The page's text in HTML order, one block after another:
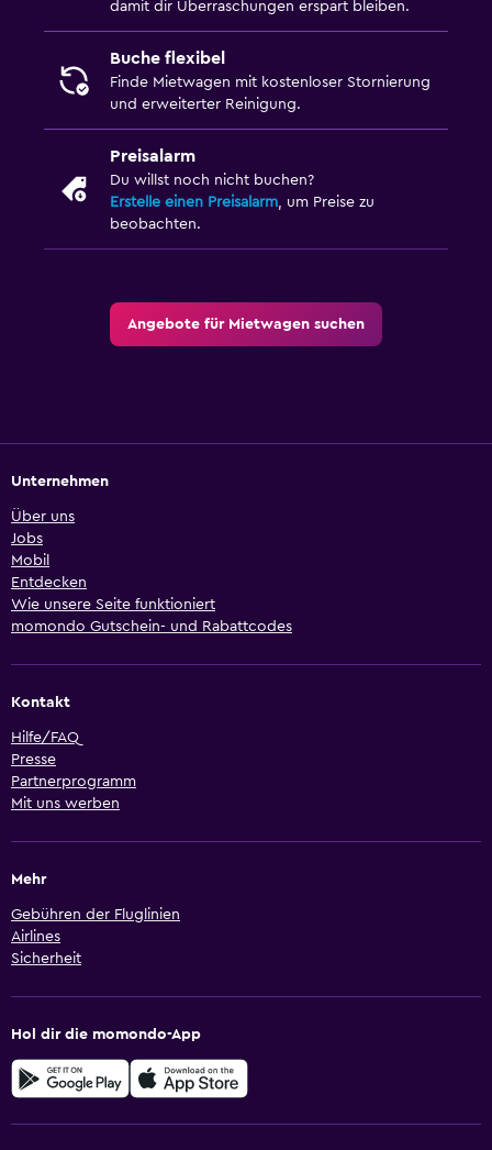
damit dir Überraschungen erspart bleiben.
Buche flexibel
Finde Mietwagen mit kostenloser Stornierung
und erweiterter Reinigung.
Preisalarm
Du willst noch nicht buchen?
Erstelle einen Preisalarm, um Preise zu
beobachten.
Angebote für Mietwagen suchen
Unternehmen
Über uns
Jobs
Mobil
Entdecken
Wie unsere Seite funktioniert
momondo Gutschein- und Rabattcodes
Kontakt
Hilfe/FAQ
Presse
Partnerprogramm
Mit uns werben
Mehr
Gebühren der Fluglinien
Airlines
Sicherheit
Hol dir die momondo-App